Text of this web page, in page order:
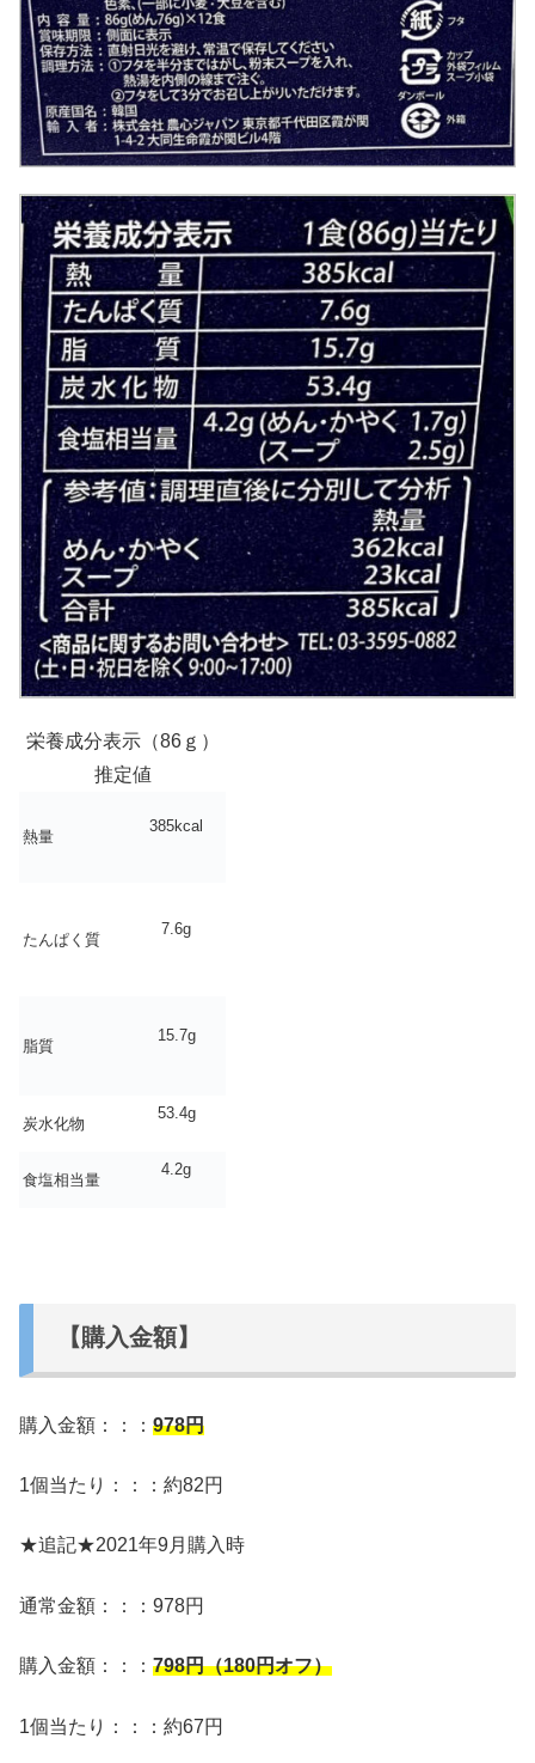
栄養成分表示（86ｇ）
推定値
熱量
385kcal
たんぱく質
7.6g
脂質
15.7g
炭水化物
53.4g
食塩相当量
4.2g
【購入金額】
購入金額：：： 978円
1個当たり：：：約82円
★追記★2021年9月購入時
通常金額：：：978円
購入金額：：： 798円（180円オフ）
1個当たり：：：約67円